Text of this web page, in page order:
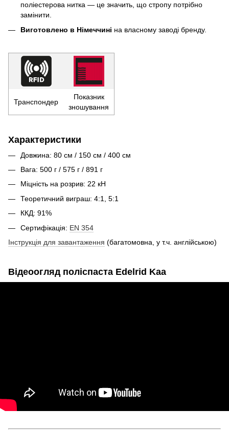
поліестерова нитка — це значить, що стропу потрібно
замінити.
Виготовлено в Німеччині на власному заводі бренду.
Транспондер
Показник
зношування
Характеристики
Довжина: 80 см / 150 см / 400 см
Вага: 500 г / 575 г / 891 г
Міцність на розрив: 22 кН
Теоретичний виграш: 4:1, 5:1
ККД: 91%
Сертифікація: EN 354
Інструкція для завантаження (багатомовна, у т.ч. англійською)
Відеоогляд поліспаста Edelrid Kaa